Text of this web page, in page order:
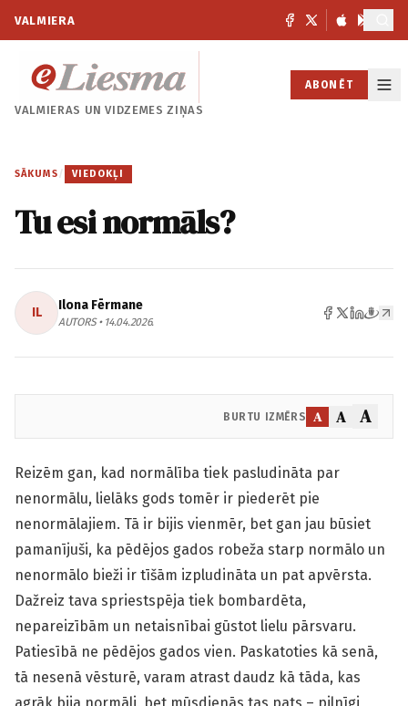
VALMIERA
VALMIERAS UNVIDZEMES ZIŅAS
ABONĒT
SĀKUMS / VIEDOKĻI
Tu esi normāls?
IL Ilona Fērmane
AUTORS • 14.04.2026.
BURTU IZMĒRS A A A
Reizēm gan, kad normālība tiek pasludināta par
nenormālu, lielāks gods tomēr ir piederēt pie
nenormālajiem. Tā ir bijis vienmēr, bet gan jau būsiet
pamanījuši, ka pēdējos gados robeža starp normālo un
nenormālo bieži ir tīšām izpludināta un pat apvērsta.
Dažreiz tava spriestspēja tiek bombardēta,
nepareizībām un netaisnībai gūstot lielu pārsvaru.
Patiesībā ne pēdējos gados vien. Paskatoties kā senā,
tā nesenā vēsturē, varam atrast daudz kā tāda, kas